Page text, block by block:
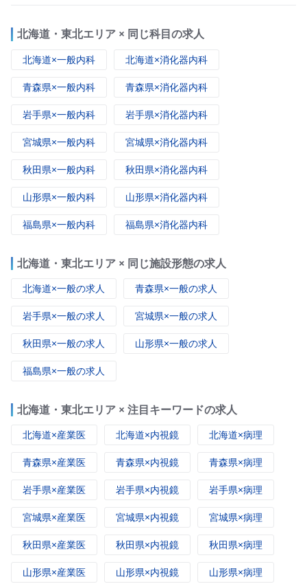
北海道・東北エリア × 同じ科目の求人
北海道×一般内科 北海道×消化器内科
青森県×一般内科 青森県×消化器内科
岩手県×一般内科 岩手県×消化器内科
宮城県×一般内科 宮城県×消化器内科
秋田県×一般内科 秋田県×消化器内科
山形県×一般内科 山形県×消化器内科
福島県×一般内科 福島県×消化器内科
北海道・東北エリア × 同じ施設形態の求人
北海道×一般の求人 青森県×一般の求人
岩手県×一般の求人 宮城県×一般の求人
秋田県×一般の求人 山形県×一般の求人
福島県×一般の求人
北海道・東北エリア × 注目キーワードの求人
北海道×産業医 北海道×内視鏡 北海道×病理
青森県×産業医 青森県×内視鏡 青森県×病理
岩手県×産業医 岩手県×内視鏡 岩手県×病理
宮城県×産業医 宮城県×内視鏡 宮城県×病理
秋田県×産業医 秋田県×内視鏡 秋田県×病理
山形県×産業医 山形県×内視鏡 山形県×病理